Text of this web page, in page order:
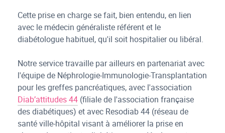
Cette prise en charge se fait, bien entendu, en lien
avec le médecin généraliste référent et le
diabétologue habituel, qu'il soit hospitalier ou libéral.
Notre service travaille par ailleurs en partenariat avec
l'équipe de Néphrologie-Immunologie-Transplantation
pour les greffes pancréatiques, avec l'association
Diab’attitudes 44 (filiale de l'association française
des diabétiques) et avec Resodiab 44 (réseau de
santé ville-hôpital visant à améliorer la prise en